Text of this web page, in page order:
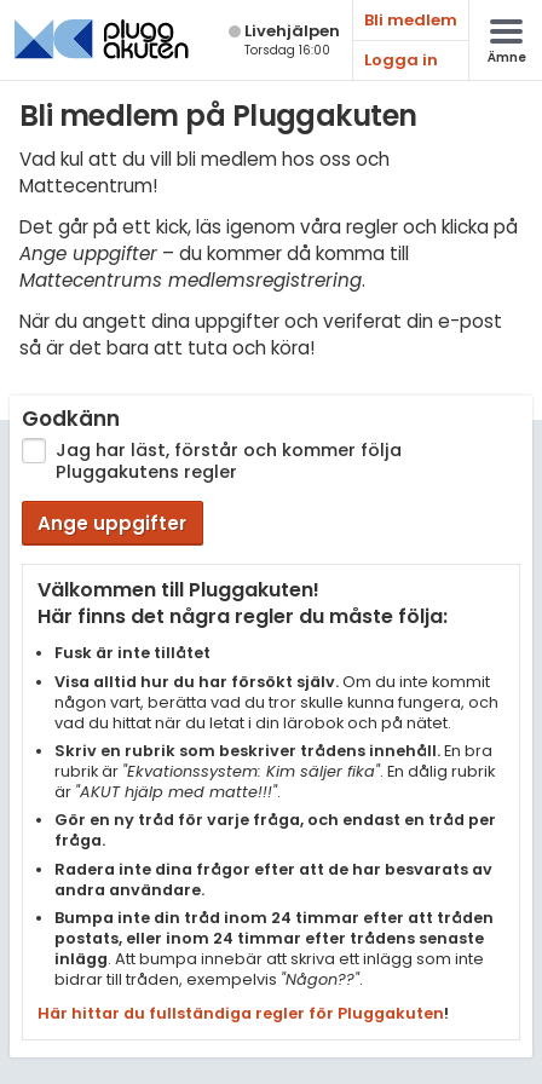
Live­hjälpen
Torsdag 16:00
Bli medlem
Logga in
Ämne
Bli medlem på Pluggakuten
Vad kul att du vill bli medlem hos oss och
Mattecentrum!
Det går på ett kick, läs igenom våra regler och klicka på
Ange uppgifter – du kommer då komma till
Mattecentrums medlemsregistrering.
När du angett dina uppgifter och veriferat din e-post
så är det bara att tuta och köra!
Godkänn
Jag har läst, förstår och kommer följa
Pluggakutens regler
Ange uppgifter
Välkommen till Pluggakuten!
Här finns det några regler du måste följa:
Fusk är inte tillåtet
Visa alltid hur du har försökt själv.Om du inte kommit
någon vart, berätta vad du tror skulle kunna fungera, och
vad du hittat när du letat i din lärobok och på nätet.
Skriv en rubrik som beskriver trådens innehåll.En bra
rubrik är "Ekvationssystem: Kim säljer fika". En dålig rubrik
är "AKUT hjälp med matte!!!".
Gör en ny tråd för varje fråga, och endast en tråd per
fråga.
Radera inte dina frågor efter att de har besvarats av
andra användare.
Bumpa inte din tråd inom 24 timmar efter att tråden
postats, eller inom 24 timmar efter trådens senaste
inlägg. Att bumpa innebär att skriva ett inlägg som inte
bidrar till tråden, exempelvis "Någon??".
Här hittar du fullständiga regler för Pluggakuten!
Matematik
Fysik
Biologi
Teknik & Bygg
Programmering
Engelska
Ekonomi
Övriga diskussioner
Livehjälpen
Regler
För lärare
5 inloggade
Om Pluggakuten